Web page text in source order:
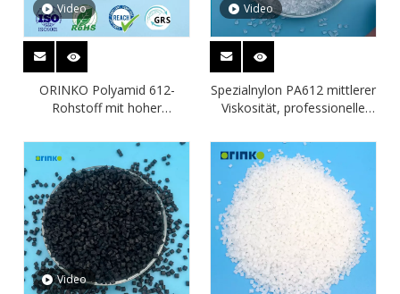
Video
ORINKO Polyamid 612-
Rohstoff mit hoher
Smartphones
Video
Spezialnylon PA612 mittlerer
Viskosität, professionelle
Video